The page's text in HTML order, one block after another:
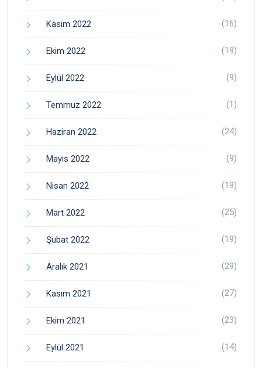
Kasım 2022 (16)
Ekim 2022 (19)
Eylül 2022 (9)
Temmuz 2022 (1)
Haziran 2022 (24)
Mayıs 2022 (9)
Nisan 2022 (19)
Mart 2022 (25)
Şubat 2022 (19)
Aralık 2021 (29)
Kasım 2021 (27)
Ekim 2021 (23)
Eylül 2021 (14)